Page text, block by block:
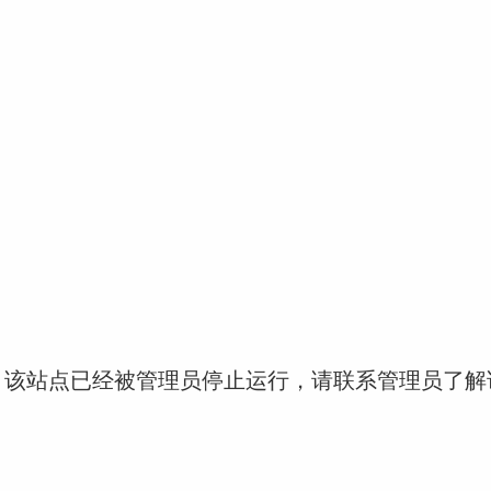
站点已经被管理员停止运行，请联系管理员了